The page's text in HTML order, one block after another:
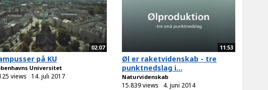
02:07
på KU
Universitet
views 14. juli 2017
11:53
Øl er raketvidenskab - tre
punktnedslag i...
Naturvidenskab
15.839 views 4. juni 2014